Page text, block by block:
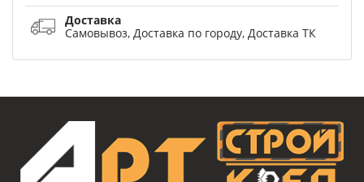
Доставка
Самовывоз, Доставка по городу, Доставка ТК